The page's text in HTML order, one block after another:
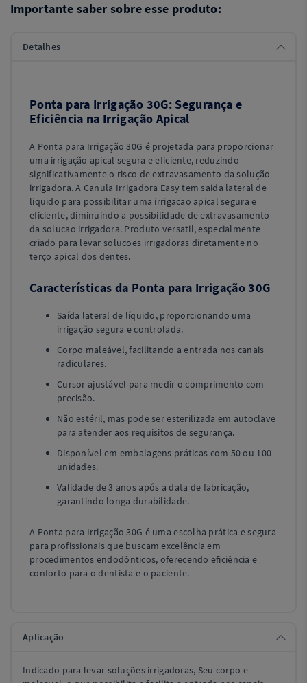
Importante saber sobre esse produto:
Detalhes
Ponta para Irrigação 30G: Segurança e
Eficiência na Irrigação Apical
A Ponta para Irrigação 30G é projetada para proporcionar
uma irrigação apical segura e eficiente, reduzindo
significativamente o risco de extravasamento da solução
irrigadora. A Canula Irrigadora Easy tem saida lateral de
liquido para possibilitar uma irrigacao apical segura e
eficiente, diminuindo a possibilidade de extravasamento
da solucao irrigadora. Produto versatil, especialmente
criado para levar solucoes irrigadoras diretamente no
terço apical dos dentes.
Características da Ponta para Irrigação 30G
Saída lateral de líquido, proporcionando uma
irrigação segura e controlada.
Corpo maleável, facilitando a entrada nos canais
radiculares.
Cursor ajustável para medir o comprimento com
precisão.
Não estéril, mas pode ser esterilizada em autoclave
para atender aos requisitos de segurança.
Disponível em embalagens práticas com 50 ou 100
unidades.
Validade de 3 anos após a data de fabricação,
garantindo longa durabilidade.
A Ponta para Irrigação 30G é uma escolha prática e segura
para profissionais que buscam excelência em
procedimentos endodônticos, oferecendo eficiência e
conforto para o dentista e o paciente.
Aplicação
Indicado para levar soluções irrigadoras, Seu corpo e